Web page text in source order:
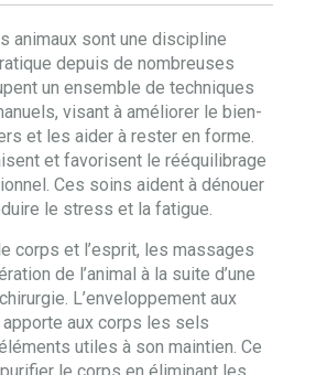
animaux sont une discipline
depuis de nombreuses
un ensemble de techniques
visant à améliorer le bien-
et les aider à rester en forme.
et favorisent le rééquilibrage
Ces soins aident à dénouer
le stress et la fatigue.
corps et l’esprit, les massages
de l’animal à la suite d’une
L’enveloppement aux
aux corps les sels
utiles à son maintien. Ce